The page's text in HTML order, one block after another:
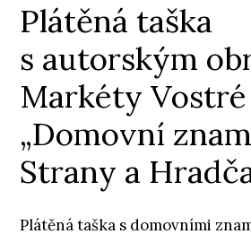
Plátěná taška
s autorským
Markéty Vostré
„Domovní
Strany a
Plátěná taška s domovními